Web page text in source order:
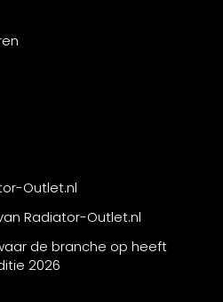
Outlet.nl
Radiator-Outlet.nl
de branche op heeft
2026